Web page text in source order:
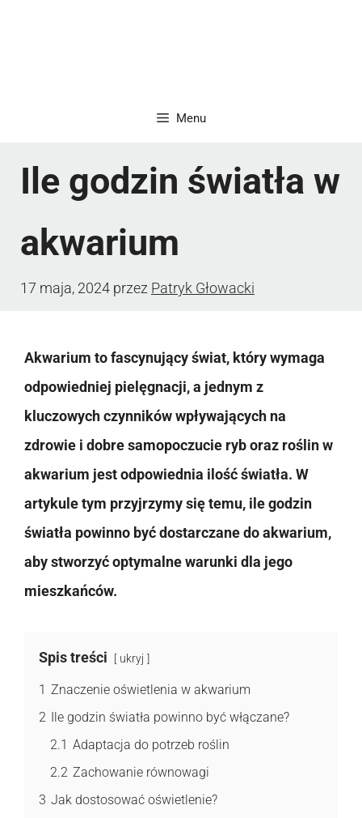
Menu
Ile godzin światła w
akwarium
17 maja, 2024 przez Patryk Głowacki
Akwarium to fascynujący świat, który wymaga
odpowiedniej pielęgnacji, a jednym z
kluczowych czynników wpływających na
zdrowie i dobre samopoczucie ryb oraz roślin w
akwarium jest odpowiednia ilość światła. W
artykule tym przyjrzymy się temu, ile godzin
światła powinno być dostarczane do akwarium,
aby stworzyć optymalne warunki dla jego
mieszkańców.
Spis treści ukryj
1 Znaczenie oświetlenia w akwarium
2 Ile godzin światła powinno być włączane?
2.1 Adaptacja do potrzeb roślin
2.2 Zachowanie równowagi
3 Jak dostosować oświetlenie?